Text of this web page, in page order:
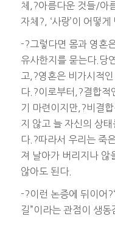
체,?아름다운 것들/아
자체?, ‘사랑’이 어떻게
-?그렇다면 몸과 영혼
유사한지를 묻는다.당
고,?영혼은 비가시적
다.?이로부터,?결합적
기 마련이지만,?비결
지 않고 늘 자신의 상
다.?따라서 우리는 죽
져 날아가 버리지나 않
않아도 된다.
-?이런 논증에 뒤이어
길”이라는 관점이 생동